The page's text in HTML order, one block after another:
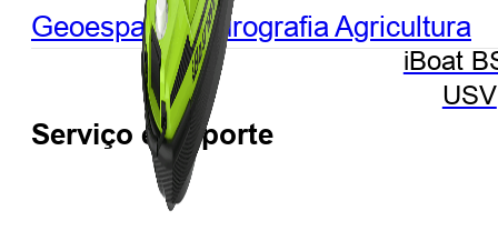
iBoat
USV
GeoespacialHidrografiaAgricultura
Serviço e Suporte